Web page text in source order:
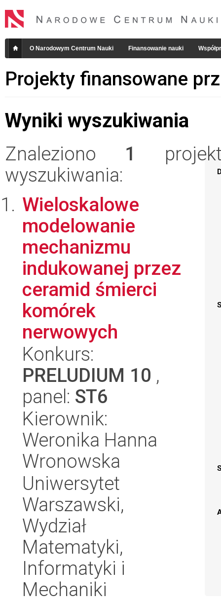
O Narodowym Centrum Nauki Finansowanie nauki
Projekty finansowane
Wyniki wyszukiwania
Znaleziono 1
wyszukiwania:
Wieloskalowe
modelowanie
mechanizmu
indukowanej przez
ceramid śmierci
komórek
nerwowych
Konkurs:
PRELUDIUM 10 ,
panel: ST6
Kierownik:
Weronika Hanna
Wronowska
Uniwersytet
Warszawski,
Wydział
Matematyki,
Informatyki i
Mechaniki